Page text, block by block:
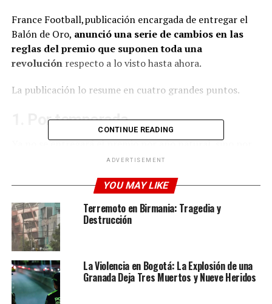
France Football,publicación encargada de entregar el
Balón de Oro, anunció una serie de cambios en las
reglas del premio que suponen toda una
revoluciónrespecto a lo visto hasta ahora.
La publicación lo resume en cuatro grandes puntos.
1. Por temporada
Ya no se entregará el premio por año natural, sino por
temporada. Esto es algo que se demandaba, pues con el
futbolista en dos campañas diferentes.
Los méritos siempre iban a caballo entre lo realizado en
una temporada y en otra, con apenas importancia para
la segunda parte al haber menos cosas relevantes en el
calendario.
CONTINUE READING
ADVERTISEMENT
YOU MAY LIKE
Terremoto en Birmania: Tragedia y
Destrucción
La Violencia en Bogotá: La Explosión de una
Granada Deja Tres Muertos y Nueve Heridos